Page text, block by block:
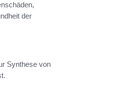
der
Synthese von